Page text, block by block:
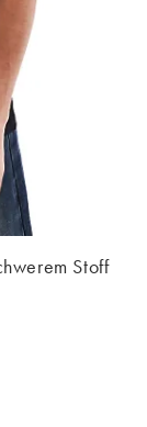
Stoff
Vorher 27,99 €. (-